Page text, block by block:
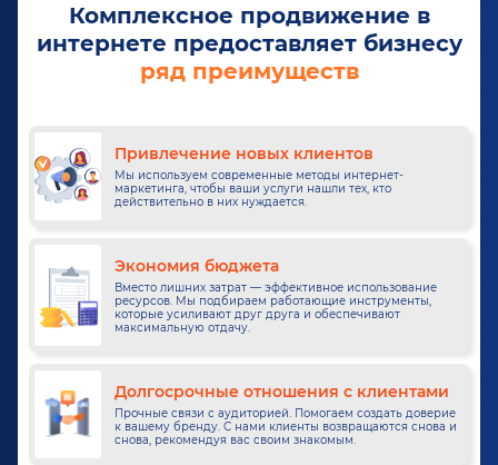
Комплексное продвижение в
интернете предоставляет бизнесу
ряд преимуществ
Привлечение новых клиентов
Мы используем современные методы интернет-
маркетинга, чтобы ваши услуги нашли тех, кто
действительно в них нуждается.
Экономия бюджета
Вместо лишних затрат — эффективное использование
ресурсов. Мы подбираем работающие инструменты,
которые усиливают друг друга и обеспечивают
максимальную отдачу.
Долгосрочные отношения с клиентами
Прочные связи с аудиторией. Помогаем создать доверие
к вашему бренду. С нами клиенты возвращаются снова и
снова, рекомендуя вас своим знакомым.